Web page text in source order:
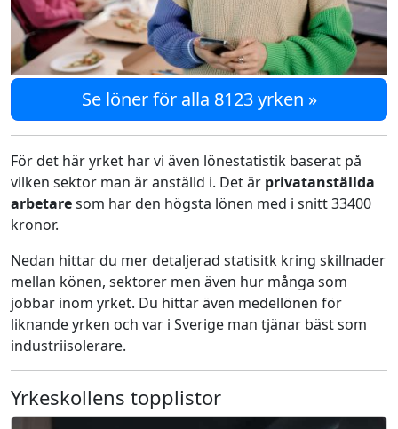
Se löner för alla 8123 yrken »
För det här yrket har vi även lönestatistik baserat på
vilken sektor man är anställd i. Det är privatanställda
arbetaresom har den högsta lönen med i snitt 33400
kronor.
Nedan hittar du mer detaljerad statisitk kring skillnader
mellan könen, sektorer men även hur många som
jobbar inom yrket. Du hittar även medellönen för
liknande yrken och var i Sverige man tjänar bäst som
industriisolerare.
Yrkeskollens topplistor